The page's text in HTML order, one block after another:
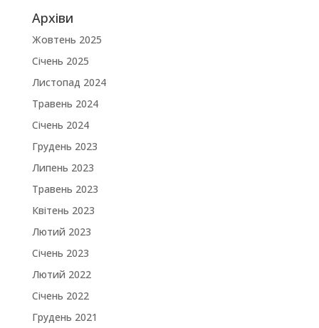
Архіви
Жовтень 2025
Січень 2025
Листопад 2024
Травень 2024
Січень 2024
Грудень 2023
Липень 2023
Травень 2023
Квітень 2023
Лютий 2023
Січень 2023
Лютий 2022
Січень 2022
Грудень 2021